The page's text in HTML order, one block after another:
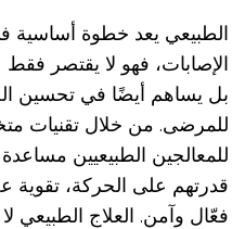
الإصابات، فهو لا يقتصر
بل يساهم أيضًا في تحسين
للمرضى. من خلال تقنيات
للمعالجين الطبيعيين
قدرتهم على الحركة، تقوية
فعّال وآمن. العلاج